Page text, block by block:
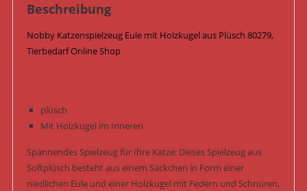
MengeBeschreibung
Nobby Katzenspielzeug Eule mit Holzkugel aus Plüsch 80279,
Tierbedarf Online Shop
plüsch
Mit Holzkugel im Inneren
Spannendes Spielzeug für Ihre Katze: Dieses Spielzeug aus
Softplüsch besteht aus einem Säckchen in Form einer
niedlichen Eule und einer Holzkugel mit Federn und Schnüren,